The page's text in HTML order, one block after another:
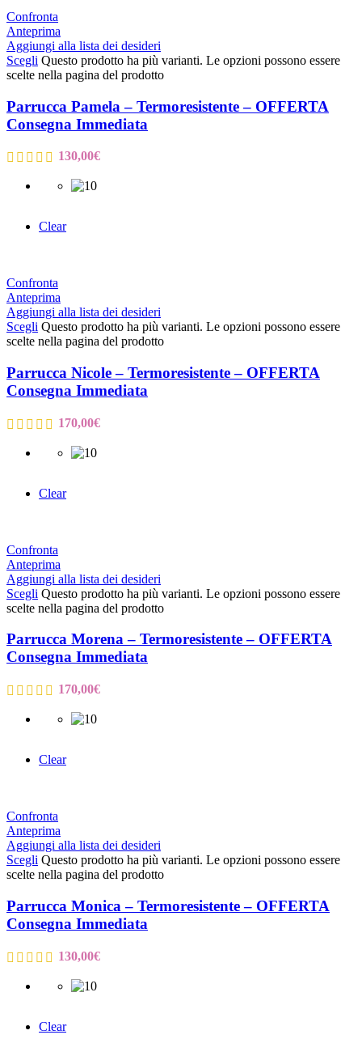
Confronta
Anteprima
Aggiungi alla lista dei desideri
Scegli Questo prodotto ha più varianti. Le opzioni possono essere
scelte nella pagina del prodotto
Parrucca Pamela – Termoresistente – OFFERTA
Consegna Immediata
130,00€
Clear
Confronta
Anteprima
Aggiungi alla lista dei desideri
Scegli Questo prodotto ha più varianti. Le opzioni possono essere
scelte nella pagina del prodotto
Parrucca Nicole – Termoresistente – OFFERTA
Consegna Immediata
170,00€
Clear
Confronta
Anteprima
Aggiungi alla lista dei desideri
Scegli Questo prodotto ha più varianti. Le opzioni possono essere
scelte nella pagina del prodotto
Parrucca Morena – Termoresistente – OFFERTA
Consegna Immediata
170,00€
Clear
Confronta
Anteprima
Aggiungi alla lista dei desideri
Scegli Questo prodotto ha più varianti. Le opzioni possono essere
scelte nella pagina del prodotto
Parrucca Monica – Termoresistente – OFFERTA
Consegna Immediata
130,00€
Clear